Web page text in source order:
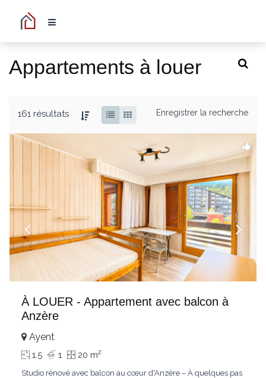
Appartements à louer
161 résultats Enregistrer la recherche
À LOUER - Appartement avec balcon à
Anzère
Ayent
1.5 1 20 m2
Studio rénové avec balcon au cœur d'Anzère – À quelques pas